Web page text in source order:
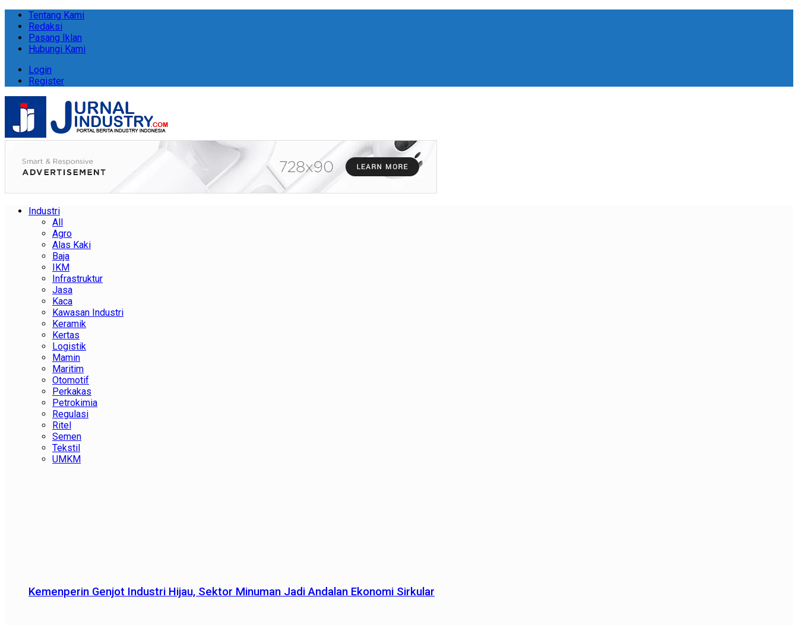
Tentang Kami
Redaksi
Pasang Iklan
Hubungi Kami
Login
Register
Industri
All
Agro
Alas Kaki
Baja
IKM
Infrastruktur
Jasa
Kaca
Kawasan Industri
Keramik
Kertas
Logistik
Mamin
Maritim
Otomotif
Perkakas
Petrokimia
Regulasi
Ritel
Semen
Tekstil
UMKM
Kemenperin Genjot Industri Hijau, Sektor Minuman Jadi Andalan Ekonomi Sirkular